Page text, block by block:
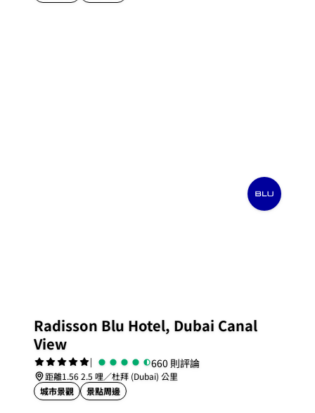
Radisson Blu Hotel, Dubai Canal
View
| 660 則評論
距離1.56 2.5 哩／杜拜 (Dubai) 公里
城市景觀
景點周邊